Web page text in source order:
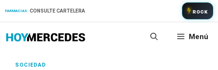
FARMACIAS: CONSULTE CARTELERA ROCK
Menú